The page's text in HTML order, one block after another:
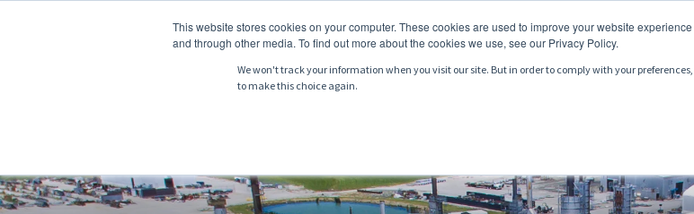
This website stores cookies on your computer. These cookies are used to improve your website
and through other media. To find out more about the cookies we use, see our Privacy Policy.
We won't track your information when you visit our site. But in order to comply with your
to make this choice again.